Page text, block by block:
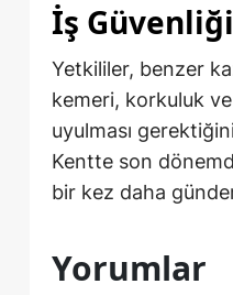
İş Güvenliği
Yetkililer, benzer
kemeri, korkuluk
uyulması
Kentte son
bir kez daha
Yorumlar